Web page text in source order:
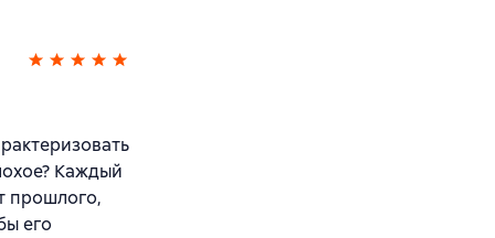
Каждый
прошлого,
его